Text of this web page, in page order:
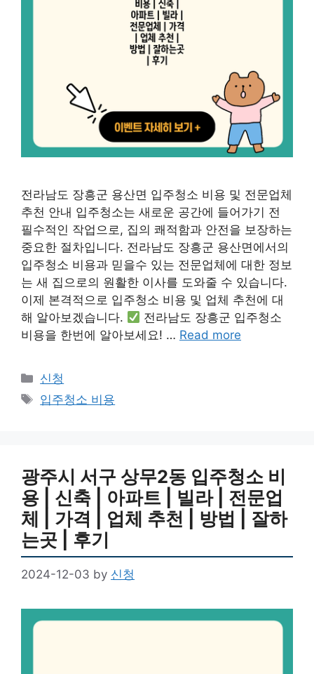
전라남도 장흥군 용산면 입주청소 비용 및 전문업체
추천 안내 입주청소는 새로운 공간에 들어가기 전
필수적인 작업으로, 집의 쾌적함과 안전을 보장하는
중요한 절차입니다. 전라남도 장흥군 용산면에서의
입주청소 비용과 믿을수 있는 전문업체에 대한 정보
는 새 집으로의 원활한 이사를 도와줄 수 있습니다.
이제 본격적으로 입주청소 비용 및 업체 추천에 대
해 알아보겠습니다.
전라남도 장흥군 입주청소
비용을 한번에 알아보세요! … Read more
Categories
신청
Tags
입주청소 비용
광주시 서구 상무2동 입주청소 비
용 | 신축 | 아파트 | 빌라 | 전문업
체 | 가격 | 업체 추천 | 방법 | 잘하
는곳 | 후기
2024-12-03 by 신청